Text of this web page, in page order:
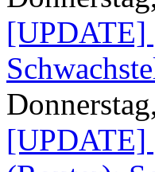
[UPDATE]
[UPDATE]